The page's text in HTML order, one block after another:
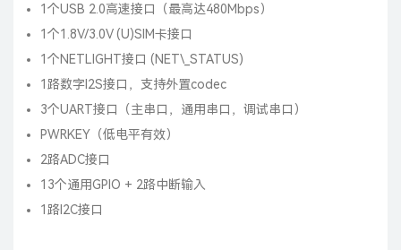
1个USB 2.0高速接口（最高达480Mbps）
1个1.8V/3.0V (U)SIM卡接口
1个NETLIGHT接口 (NET\_STATUS)
1路数字I2S接口，支持外置codec
3个UART接口（主串口，通用串口，调试串口）
PWRKEY（低电平有效）
2路ADC接口
13个通用GPIO + 2路中断输入
1路I2C接口